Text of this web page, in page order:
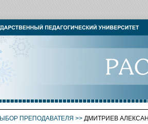
ПРЕПОДАВАТЕЛЯ >> ДМИТРИЕВ